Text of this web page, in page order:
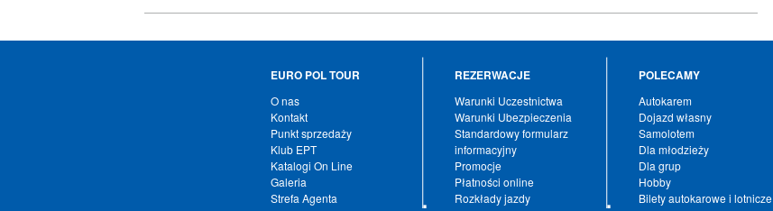
EURO POL TOUR
O nas
Kontakt
Punkt sprzedaży
Klub EPT
Katalogi On Line
Galeria
Strefa Agenta
REZERWACJE
Warunki Uczestnictwa
Warunki Ubezpieczenia
Standardowy formularz
informacyjny
Promocje
Płatności online
Rozkłady jazdy
POLECAMY
Autokarem
Dojazd własny
Samolotem
Dla młodzieży
Dla grup
Hobby
Bilety autokarowe i lotnicze